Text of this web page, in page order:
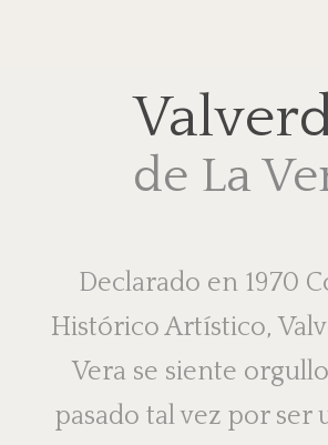
de La
Declarado en 1970
Histórico Artístico,
Vera se siente
pasado tal vez por ser